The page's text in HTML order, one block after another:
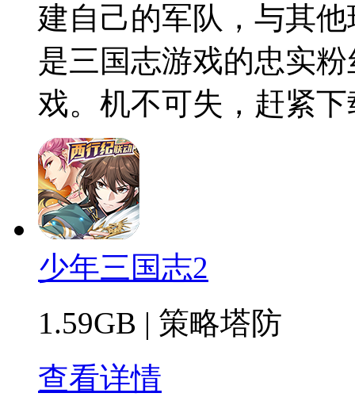
建自己的军队，与其
是三国志游戏的忠实
戏。机不可失，赶紧
少年三国志2
1.59GB | 策略塔防
查看详情